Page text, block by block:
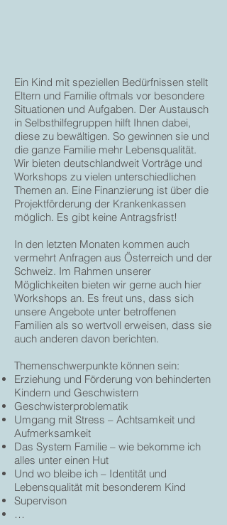
Ein Kind mit speziellen Bedürfnissen stellt
Eltern und Familie oftmals vor besondere
Situationen und Aufgaben. Der Austausch
in Selbsthilfegruppen hilft Ihnen dabei,
diese zu bewältigen. So gewinnen sie und
die ganze Familie mehr Lebensqualität.
Wir bieten deutschlandweit Vorträge und
Workshops zu vielen unterschiedlichen
Themen an. Eine Finanzierung ist über die
Projektförderung der Krankenkassen
möglich. Es gibt keine Antragsfrist!
In den letzten Monaten kommen auch
vermehrt Anfragen aus Österreich und der
Schweiz. Im Rahmen unserer
Möglichkeiten bieten wir gerne auch hier
Workshops an. Es freut uns, dass sich
unsere Angebote unter betroffenen
Familien als so wertvoll erweisen, dass sie
auch anderen davon berichten.
Themenschwerpunkte können sein:
Erziehung und Förderung von behinderten
Kindern und Geschwistern
Geschwisterproblematik
Umgang mit Stress – Achtsamkeit und
Aufmerksamkeit
Das System Familie – wie bekomme ich
alles unter einen Hut
Und wo bleibe ich – Identität und
Lebensqualität mit besonderem Kind
Supervison
…